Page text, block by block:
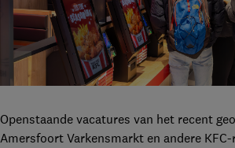
Openstaande vacatures van het recent
Amersfoort Varkensmarkt en andere